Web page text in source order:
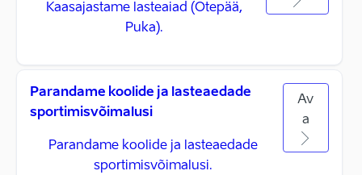
Kaasajastame lasteaiad (Otepää,
Puka).
Parandame koolide ja lasteaedade
sportimisvõimalusi
Parandame koolide ja lasteaedade
sportimisvõimalusi.
Av
a